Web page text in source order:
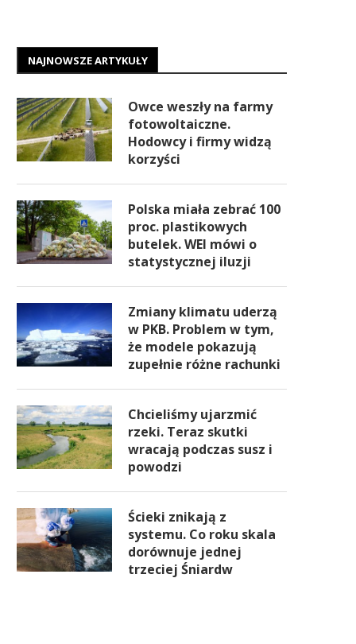
NAJNOWSZE ARTYKUŁY
Owce weszły na farmy
fotowoltaiczne.
Hodowcy i firmy widzą
korzyści
Polska miała zebrać 100
proc. plastikowych
butelek. WEI mówi o
statystycznej iluzji
Zmiany klimatu uderzą
w PKB. Problem w tym,
że modele pokazują
zupełnie różne rachunki
Chcieliśmy ujarzmić
rzeki. Teraz skutki
wracają podczas susz i
powodzi
Ścieki znikają z
systemu. Co roku skala
dorównuje jednej
trzeciej Śniardw